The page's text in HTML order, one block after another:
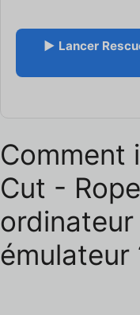
▶ Lancer
Comment
Cut -
ordinateur
émulateur